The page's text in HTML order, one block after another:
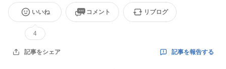
いいね
4
コメント リブログ
記事をシェア 記事を報告する